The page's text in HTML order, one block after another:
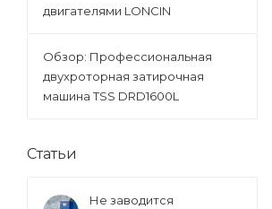
двигателями LONCIN
Обзор: Профессиональная
двухроторная затирочная
машина TSS DRD1600L
Статьи
Не заводится